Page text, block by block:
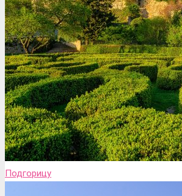
Подгорицу